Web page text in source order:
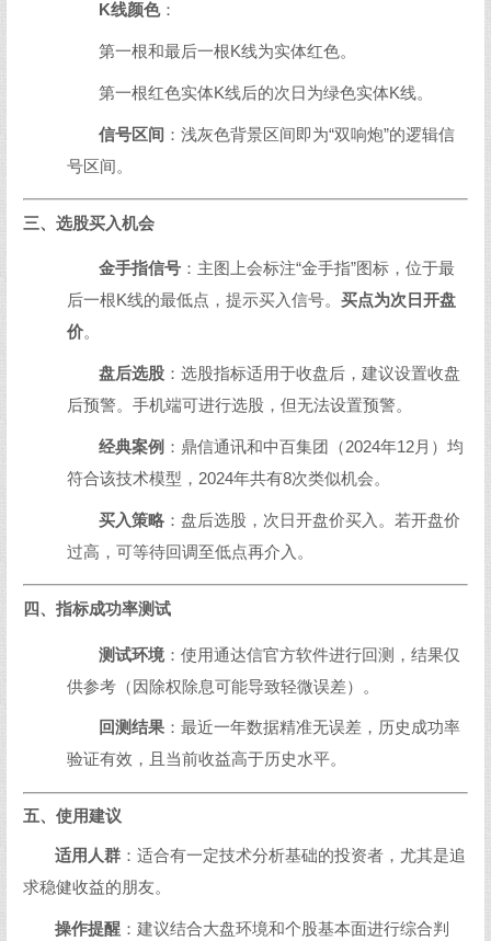
K线颜色：
第一根和最后一根K线为实体红色。
第一根红色实体K线后的次日为绿色实体K线。
信号区间 ：浅灰色背景区间即为“双响炮”的逻辑信
号区间。
三、选股买入机会
金手指信号 ：主图上会标注“金手指”图标，位于最
后一根K线的最低点，提示买入信号。 买点为次日开盘
价。
盘后选股 ：选股指标适用于收盘后，建议设置收盘
后预警。手机端可进行选股，但无法设置预警。
经典案例 ：鼎信通讯和中百集团（2024年12月）均
符合该技术模型，2024年共有8次类似机会。
买入策略 ：盘后选股，次日开盘价买入。若开盘价
过高，可等待回调至低点再介入。
四、指标成功率测试
测试环境 ：使用通达信官方软件进行回测，结果仅
供参考（因除权除息可能导致轻微误差）。
回测结果 ：最近一年数据精准无误差，历史成功率
验证有效，且当前收益高于历史水平。
五、使用建议
适用人群 ：适合有一定技术分析基础的投资者，尤其是追
求稳健收益的朋友。
操作提醒 ：建议结合大盘环境和个股基本面进行综合判